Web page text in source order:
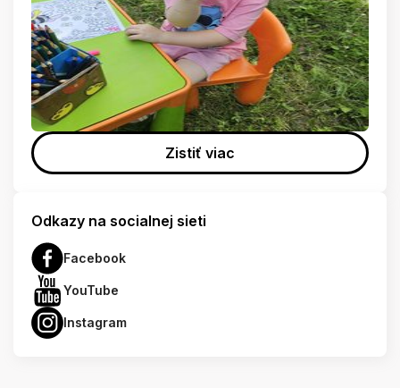
Zistiť viac
Odkazy na socialnej sieti
Facebook
YouTube
Instagram